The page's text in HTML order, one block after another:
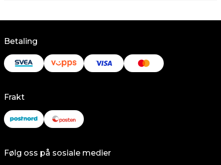
Betaling
Frakt
Følg oss på sosiale medier